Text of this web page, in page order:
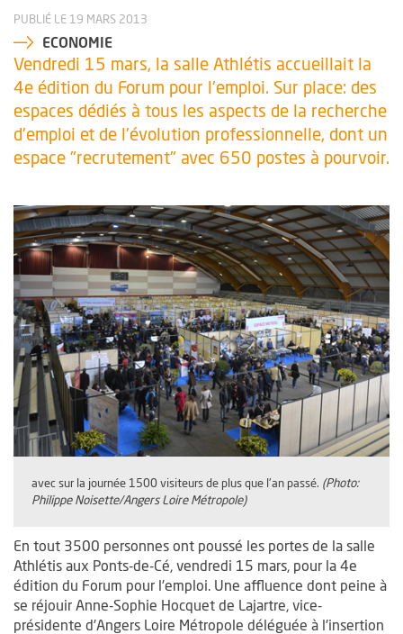
PUBLIÉ LE 19 MARS 2013
ECONOMIE
Vendredi 15 mars, la salle Athlétis accueillait la
4e édition du Forum pour l'emploi. Sur place: des
espaces dédiés à tous les aspects de la recherche
d'emploi et de l'évolution professionnelle, dont un
espace "recrutement" avec 650 postes à pourvoir.
avec sur la journée 1500 visiteurs de plus que l'an passé. (Photo:
Philippe Noisette/Angers Loire Métropole)
En tout 3500 personnes ont poussé les portes de la salle
Athlétis aux Ponts-de-Cé, vendredi 15 mars, pour la 4e
édition du Forum pour l'emploi. Une affluence dont peine à
se réjouir Anne-Sophie Hocquet de Lajartre, vice-
présidente d'Angers Loire Métropole déléguée à l'insertion